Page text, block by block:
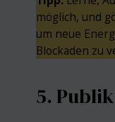
möglich, und
um neue
Blockaden zu
5.